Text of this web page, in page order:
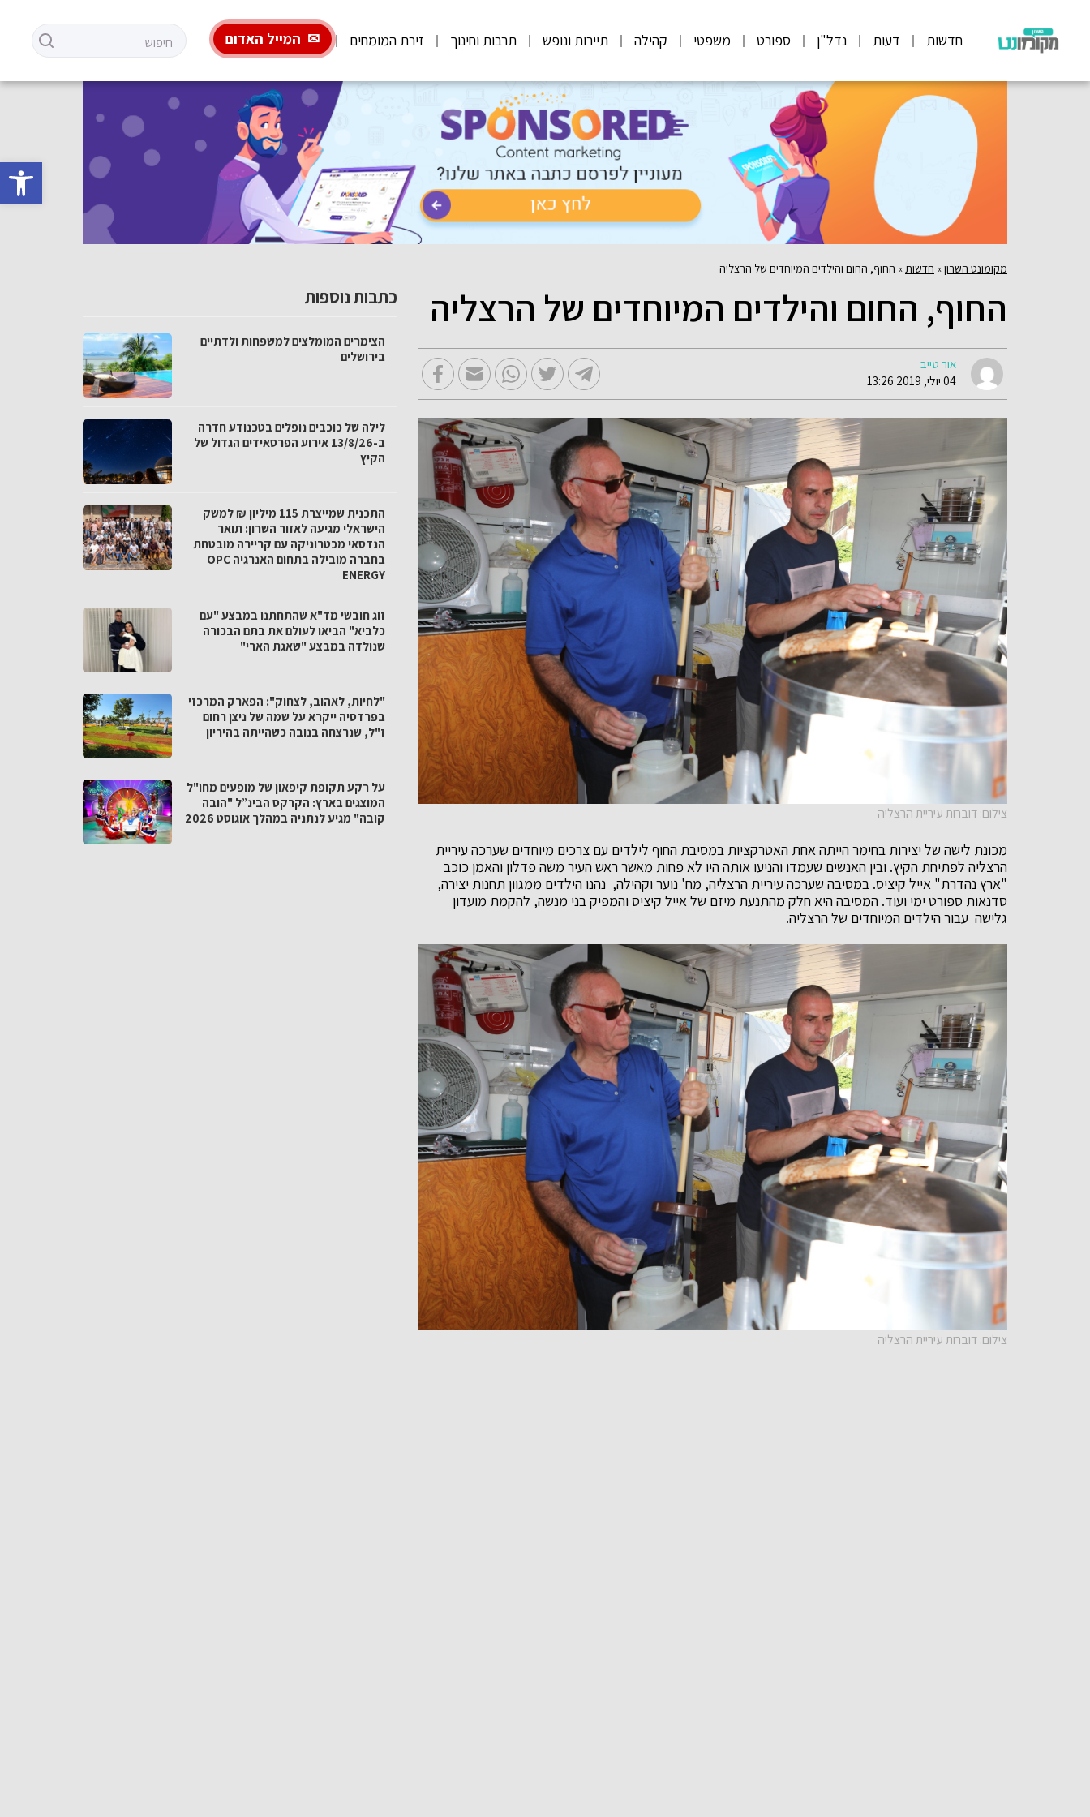
פתח
חדשות דעות נדל"ן ספורט משפטי קהילה תיירות ונופש תרבות וחינוך זירת המומחים המייל האדום
מקומונט השרון» חדשות » החוף, החום והילדים המיוחדים של הרצליה
החוף, החום והילדים המיוחדים של הרצליה
אור טייב
04 יולי, 2019 13:26
צילום: דוברות עיריית הרצליה
מכונת לישה של יצירות בחימר הייתה אחת האטרקציות במסיבת החוף לילדים עם צרכים מיוחדים שערכה עיריית
הרצליה לפתיחת הקיץ. ובין האנשים שעמדו והניעו אותה היו לא פחות מאשר ראש העיר משה פדלון והאמן כוכב
"ארץ נהדרת" אייל קיציס. במסיבה שערכה עיריית הרצליה, מח' נוער וקהילה, נהנו הילדים ממגוון תחנות יצירה,
סדנאות ספורט ימי ועוד. המסיבה היא חלק מהתנעת מיזם של אייל קיציס והמפיק בני מנשה, להקמת מועדון
גלישה עבור הילדים המיוחדים של הרצליה.
צילום: דוברות עיריית הרצליה
כתבות נוספות
הצימרים המומלצים למשפחות ולדתיים
בירושלים
לילה של כוכבים נופלים בטכנודע חדרה
ב-13/8/26 אירוע הפרסאידים הגדול של
הקיץ
התכנית שמייצרת 115 מיליון ₪ למשק
הישראלי מגיעה לאזור השרון: תואר
הנדסאי מכטרוניקה עם קריירה מובטחת
בחברה מובילה בתחום האנרגיה OPC
ENERGY
זוג חובשי מד"א שהתחתנו במבצע "עם
כלביא" הביאו לעולם את בתם הבכורה
שנולדה במבצע "שאגת הארי"
"לחיות, לאהוב, לצחוק": הפארק המרכזי
בפרדסיה ייקרא על שמה של ניצן רחום
ז"ל, שנרצחה בנובה כשהייתה בהיריון
על רקע תקופת קיפאון של מופעים מחו"ל
המוצגים בארץ: הקרקס הבינ”ל "הובה
קובה" מגיע לנתניה במהלך אוגוסט 2026